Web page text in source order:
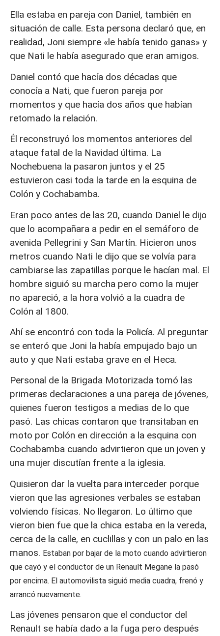
Ella estaba en pareja con Daniel, también en
situación de calle. Esta persona declaró que, en
realidad, Joni siempre «le había tenido ganas» y
que Nati le había asegurado que eran amigos.
Daniel contó que hacía dos décadas que
conocía a Nati, que fueron pareja por
momentos y que hacía dos años que habían
retomado la relación.
Él reconstruyó los momentos anteriores del
ataque fatal de la Navidad última. La
Nochebuena la pasaron juntos y el 25
estuvieron casi toda la tarde en la esquina de
Colón y Cochabamba.
Eran poco antes de las 20, cuando Daniel le dijo
que lo acompañara a pedir en el semáforo de
avenida Pellegrini y San Martín. Hicieron unos
metros cuando Nati le dijo que se volvía para
cambiarse las zapatillas porque le hacían mal. El
hombre siguió su marcha pero como la mujer
no apareció, a la hora volvió a la cuadra de
Colón al 1800.
Ahí se encontró con toda la Policía. Al preguntar
se enteró que Joni la había empujado bajo un
auto y que Nati estaba grave en el Heca.
Personal de la Brigada Motorizada tomó las
primeras declaraciones a una pareja de jóvenes,
quienes fueron testigos a medias de lo que
pasó. Las chicas contaron que transitaban en
moto por Colón en dirección a la esquina con
Cochabamba cuando advirtieron que un joven y
una mujer discutían frente a la iglesia.
Quisieron dar la vuelta para interceder porque
vieron que las agresiones verbales se estaban
volviendo físicas. No llegaron. Lo último que
vieron bien fue que la chica estaba en la vereda,
cerca de la calle, en cuclillas y con un palo en las
manos. Estaban por bajar de la moto cuando advirtieron
que cayó y el conductor de un Renault Megane la pasó
por encima. El automovilista siguió media cuadra, frenó y
arrancó nuevamente.
Las jóvenes pensaron que el conductor del
Renault se había dado a la fuga pero después